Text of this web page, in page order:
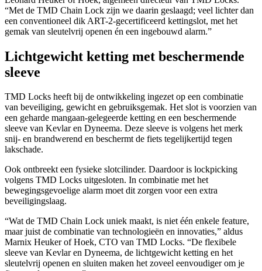
“Met de TMD Chain Lock zijn we daarin geslaagd; veel lichter dan
een conventioneel dik ART-2-gecertificeerd kettingslot, met het
gemak van sleutelvrij openen én een ingebouwd alarm.”
Lichtgewicht ketting met beschermende
sleeve
TMD Locks heeft bij de ontwikkeling ingezet op een combinatie
van beveiliging, gewicht en gebruiksgemak. Het slot is voorzien van
een geharde mangaan-gelegeerde ketting en een beschermende
sleeve van Kevlar en Dyneema. Deze sleeve is volgens het merk
snij- en brandwerend en beschermt de fiets tegelijkertijd tegen
lakschade.
Ook ontbreekt een fysieke slotcilinder. Daardoor is lockpicking
volgens TMD Locks uitgesloten. In combinatie met het
bewegingsgevoelige alarm moet dit zorgen voor een extra
beveiligingslaag.
“Wat de TMD Chain Lock uniek maakt, is niet één enkele feature,
maar juist de combinatie van technologieën en innovaties,” aldus
Marnix Heuker of Hoek, CTO van TMD Locks. “De flexibele
sleeve van Kevlar en Dyneema, de lichtgewicht ketting en het
sleutelvrij openen en sluiten maken het zoveel eenvoudiger om je